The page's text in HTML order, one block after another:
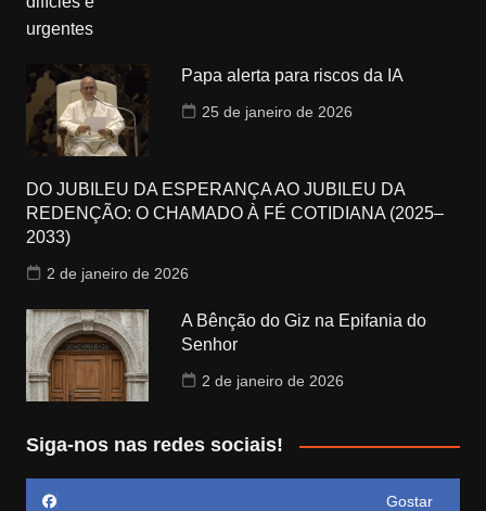
Papa alerta para riscos da IA
25 de janeiro de 2026
DO JUBILEU DA ESPERANÇA AO JUBILEU DA
REDENÇÃO: O CHAMADO À FÉ COTIDIANA (2025–
2033)
2 de janeiro de 2026
A Bênção do Giz na Epifania do
Senhor
2 de janeiro de 2026
Siga-nos nas redes sociais!
Gostar